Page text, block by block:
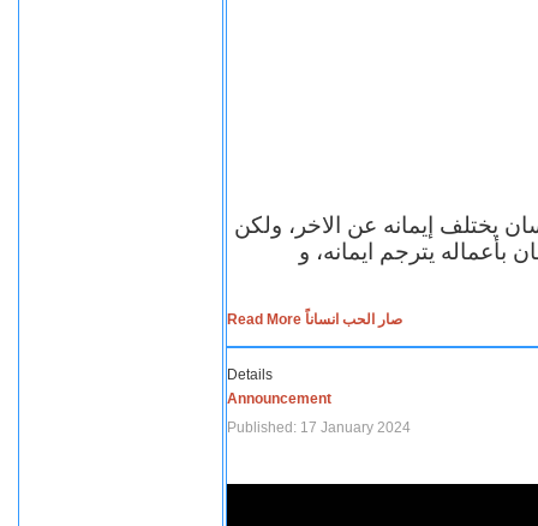
يختلف إيمانه عن الاخر، ولكن
بأعماله يترجم ايمانه، و
Read More صار الحب انساناً
Details
Announcement
Published: 17 January 2024